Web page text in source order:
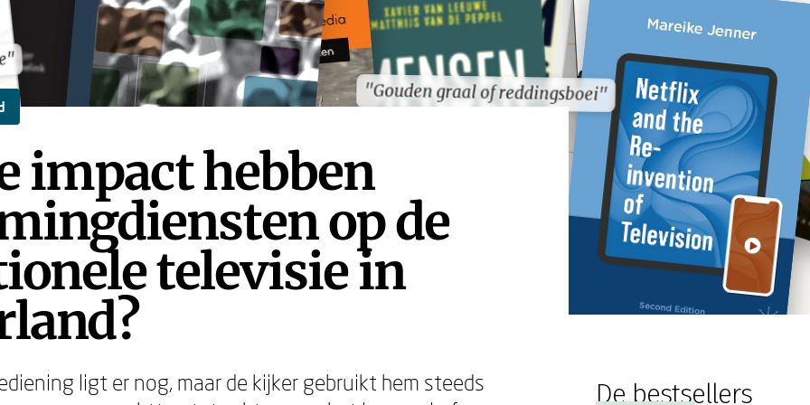
"Gouden graal of reddingsboei"
"Gouden graal of reddingsboei"
impact hebben
op de
televisie in
ligt er nog, maar de kijker gebruikt hem steeds
De bestsellers